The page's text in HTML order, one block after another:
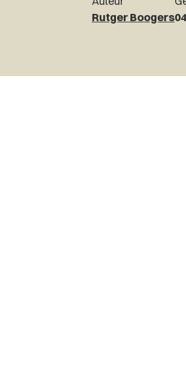
Rutger Boogers